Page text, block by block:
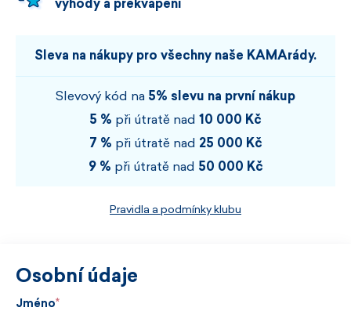
výhody a překvapení
Sleva na nákupy pro všechny naše KAMArády.
Slevový kód na 5% slevu na první nákup
5 % při útratě nad 10 000 Kč
7 % při útratě nad 25 000 Kč
9 % při útratě nad 50 000 Kč
Pravidla a podmínky klubu
Osobní údaje
Jméno